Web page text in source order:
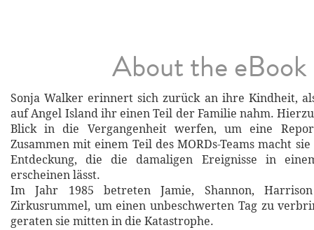
About the eBook
Sonja Walker erinnert sich zurück an ihre Kindheit,
auf Angel Island ihr einen Teil der Familie nahm.
Blick in die Vergangenheit werfen, um eine
Zusammen mit einem Teil des MORDs-Teams macht
Entdeckung, die die damaligen Ereignisse in
erscheinen lässt.
Im Jahr 1985 betreten Jamie, Shannon,
Zirkusrummel, um einen unbeschwerten Tag zu
geraten sie mitten in die Katastrophe.